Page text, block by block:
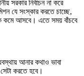
সরকার নির্বাচন না করে
যে সংস্কার করতে চাচ্ছে,
কমে আসবে। এতে সময় বাঁচবে
আনার কথাও ভাবা
করতে হবে।